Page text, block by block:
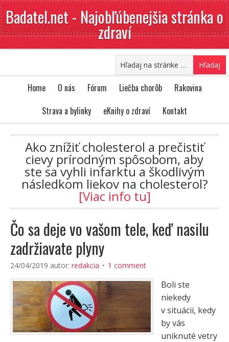
Badatel.net - Najobľúbenejšia stránka o
zdraví
Home O nás Fórum Liečba chorôb
Rakovina
Strava a bylinky
eKnihy o zdraví Kontakt
Ako znížiť cholesterol a prečistiť
cievy prírodným spôsobom, aby
ste sa vyhli infarktu a škodlivým
následkom liekov na cholesterol?
[Viac info tu]
Čo sa deje vo vašom tele, keď nasilu
zadržiavate plyny
24/04/2019 autor: redakcia 1 comment
Boli ste
niekedy
v situácii, kedy
by vás
uniknuté vetry